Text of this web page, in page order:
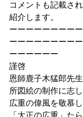
コメントも記載さ
紹介します。
ーーーーーーーー
ーーーーーーーー
ーーーーーー
謹啓
恩師鹿子木猛郎先
所図絵の制作に志
広重の偉風を敬慕